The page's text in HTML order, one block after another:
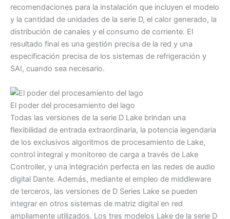
recomendaciones para la instalación que incluyen el modelo
y la cantidad de unidades de la serie D, el calor generado, la
distribución de canales y el consumo de corriente. El
resultado final es una gestión precisa de la red y una
especificación precisa de los sistemas de refrigeración y
SAI, cuando sea necesario.
El poder del procesamiento del lago
Todas las versiones de la serie D Lake brindan una
flexibilidad de entrada extraordinaria, la potencia legendaria
de los exclusivos algoritmos de procesamiento de Lake,
control integral y monitoreo de carga a través de Lake
Controller, y una integración perfecta en las redes de audio
digital Dante. Además, mediante el empleo de middleware
de terceros, las versiones de D Series Lake se pueden
integrar en otros sistemas de matriz digital en red
ampliamente utilizados. Los tres modelos Lake de la serie D